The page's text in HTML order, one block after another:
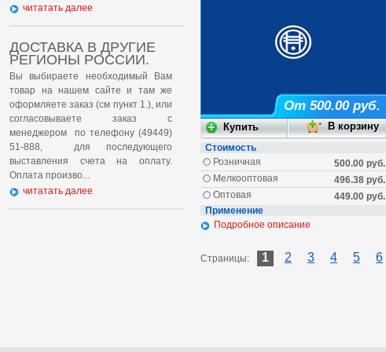
читатать далее
ДОСТАВКА В ДРУГИЕ
РЕГИОНЫ РОССИИ.
Вы выбираете необходимый Вам
товар на нашем сайте и там же
оформляете заказ (см пункт 1.), или
согласовываете заказ с
менеджером по телефону (49449)
51-888, для последующего
выставления счета на оплату.
Оплата произво...
читатать далее
От 500.00 руб.
Стоимость
500.00 руб.
Розничная
496.38 руб.
Мелкооптовая
449.00 руб.
Оптовая
Применение
Подробное описание
Страницы: 1 2 3 4 5 6